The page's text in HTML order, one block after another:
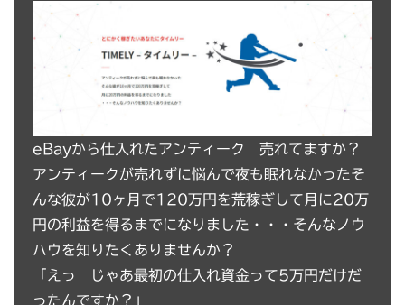
eBayから仕入れたアンティーク 売れてますか？
アンティークが売れずに悩んで夜も眠れなかったそ
んな彼が10ヶ月で120万円を荒稼ぎして月に20万
円の利益を得るまでになりました・・・そんなノウ
ハウを知りたくありませんか？
「えっ じゃあ最初の仕入れ資金って5万円だけだ
ったんですか？」